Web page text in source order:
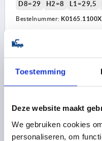
Toestemming
Deze website maakt
We gebruiken cookies
personaliseren, om
D8=29 H2=8 L1=29,5
Bestelnummer:
16,48 €